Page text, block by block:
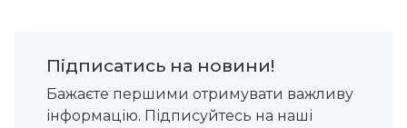
Підписатись на новини!
Бажаєте першими отримувати важливу
інформацію. Підписуйтесь на наші